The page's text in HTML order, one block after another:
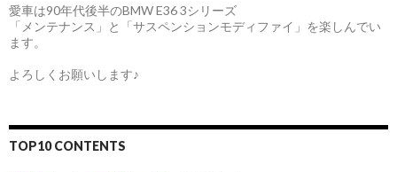
愛車は90年代後半のBMW E36 3シリーズ
「メンテナンス」と「サスペンションモディファイ」を楽しんでい
ます。
よろしくお願いします♪
TOP10 CONTENTS